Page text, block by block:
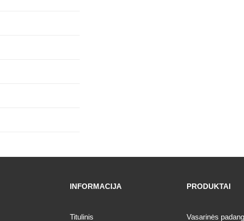
INFORMACIJA
Titulinis
PRODUKTAI
Vasarinės